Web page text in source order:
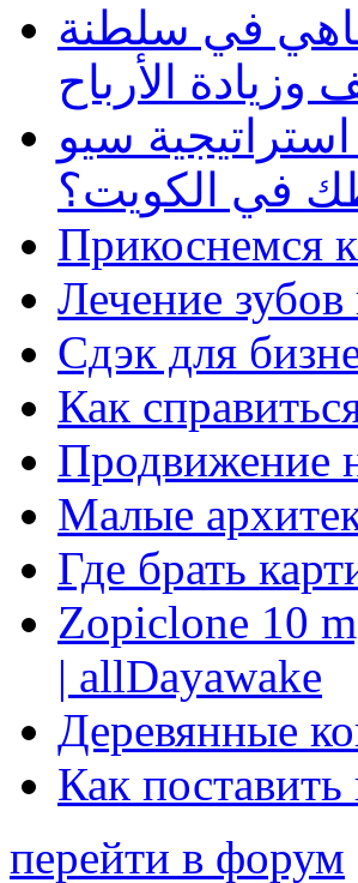
في سلطنة
الأرباح
سيو
في الكويت؟
Прикоснемся
Лечение
Сдэк для
Как
Продвижение
Малые
Где брать
Zopiclone 10
| allDayawake
Деревянные
Как
перейти в форум